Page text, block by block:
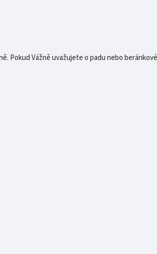
Pokud Vážně uvažujete o padu nebo